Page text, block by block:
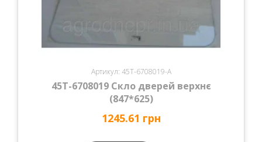
Артикул: 45Т-6708019-А
45Т-6708019 Скло дверей верхнє
(847*625)
1245.61 грн